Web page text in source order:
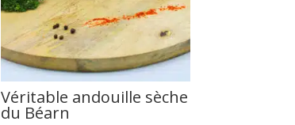
Véritable andouille sèche
du Béarn